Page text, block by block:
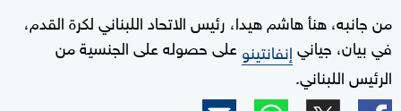
من جانبه، هنأ هاشم هيدا، رئيس الاتحاد اللبناني لكرة القدم،
في بيان، جيانيإنفانتينو على حصوله على الجنسية من
الرئيس اللبناني.